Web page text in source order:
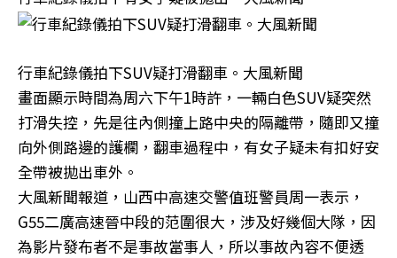
行車紀錄儀拍下SUV疑打滑翻車。大風新聞
畫面顯示時間為周六下午1時許，一輛白色SUV疑突然
打滑失控，先是往內側撞上路中央的隔離帶，隨即又撞
向外側路邊的護欄，翻車過程中，有女子疑未有扣好安
全帶被拋出車外。
大風新聞報道，山西中高速交警值班警員周一表示，
G55二廣高速晉中段的范圍很大，涉及好幾個大隊，因
為影片發布者不是事故當事人，所以事故內容不便透